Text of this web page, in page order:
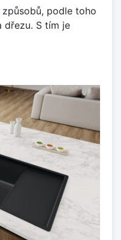
podle toho
dřezu. S tím je